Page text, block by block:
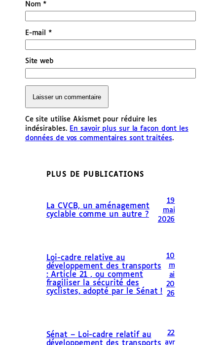
Nom*
E-mail*
Site web
Ce site utilise Akismet pour réduire les
indésirables. En savoir plus sur la façon dont les
données de vos commentaires sont traitées.
PLUS DE PUBLICATIONS
La CVCB, un aménagement
cyclable comme un autre ?
19
mai
2026
Loi-cadre relative au
développement des transports
: Article 21 , ou comment
fragiliser la sécurité des
cyclistes, adopté par le Sénat !
10
m
ai
20
26
Sénat – Loi-cadre relatif au
22
avr